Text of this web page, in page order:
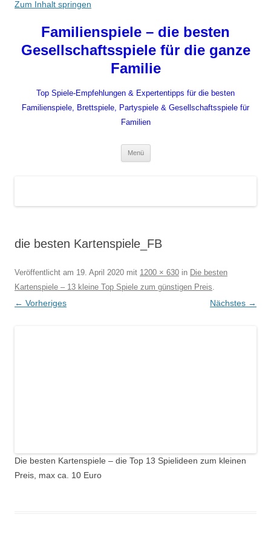
Zum Inhalt springen
Familienspiele – die besten
Gesellschaftsspiele für die ganze
Familie
Top Spiele-Empfehlungen & Expertentipps für die besten
Familienspiele, Brettspiele, Partyspiele & Gesellschaftsspiele für
Familien
Menü
die besten Kartenspiele_FB
Veröffentlicht am 19. April 2020 mit 1200 × 630 in Die besten
Kartenspiele – 13 kleine Top Spiele zum günstigen Preis.
← Vorheriges Nächstes →
Die besten Kartenspiele – die Top 13 Spielideen zum kleinen
Preis, max ca. 10 Euro